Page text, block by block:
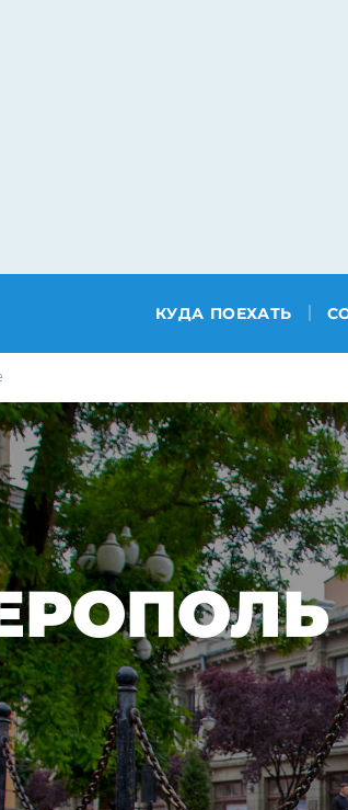
КУДА ПОЕХАТЬ